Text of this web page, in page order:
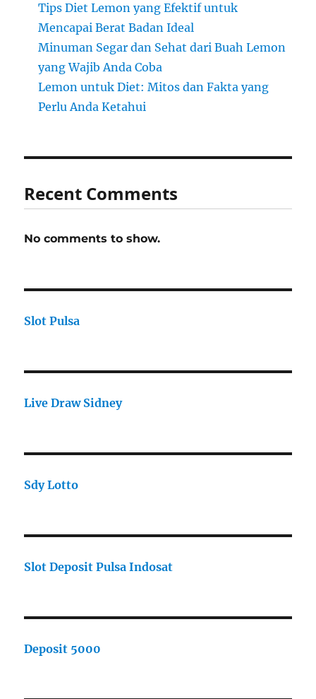
Tips Diet Lemon yang Efektif untuk
Mencapai Berat Badan Ideal
Minuman Segar dan Sehat dari Buah Lemon
yang Wajib Anda Coba
Lemon untuk Diet: Mitos dan Fakta yang
Perlu Anda Ketahui
Recent Comments
No comments to show.
Slot Pulsa
Live Draw Sidney
Sdy Lotto
Slot Deposit Pulsa Indosat
Deposit 5000